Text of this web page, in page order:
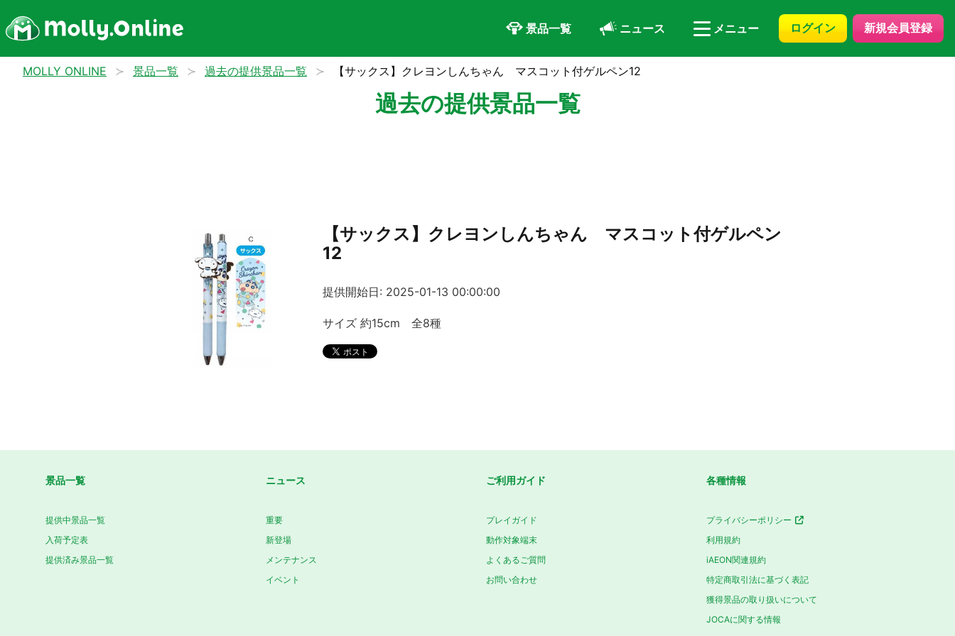
景品一覧 ニュース メニュー ログイン 新規会員登録
MOLLY ONLINE 景品一覧 過去の提供景品一覧 【サックス】クレヨンしんちゃん マスコット付ゲルペン12
過去の提供景品一覧
【サックス】クレヨンしんちゃん マスコット付ゲルペン
12
提供開始日: 2025-01-13 00:00:00
サイズ 約15cm 全8種
景品一覧
提供中景品一覧
入荷予定表
提供済み景品一覧
ニュース
重要
新登場
メンテナンス
イベント
ご利用ガイド
プレイガイド
動作対象端末
よくあるご質問
お問い合わせ
各種情報
プライバシーポリシー
利用規約
iAEON関連規約
特定商取引法に基づく表記
獲得景品の取り扱いについて
JOCAに関する情報